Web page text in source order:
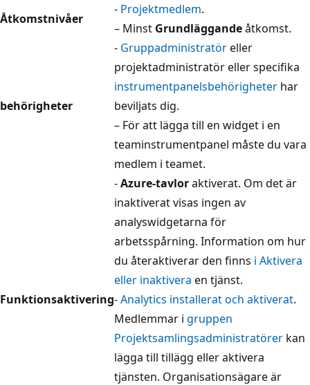
Åtkomstnivåer
- Projektmedlem.
– Minst Grundläggandeåtkomst.
behörigheter
- Gruppadministratöreller
projektadministratör eller specifika
instrumentpanelsbehörigheter har
beviljats dig.
– För att lägga till en widget i en
teaminstrumentpanel måste du vara
medlem i teamet.
Funktionsaktivering
-Azure-tavloraktiverat. Om det är
inaktiverat visas ingen av
analyswidgetarna för
arbetsspårning. Information om hur
du återaktiverar den finns i Aktivera
eller inaktivera en tjänst.
-Analytics installerat och aktiverat.
Medlemmar i gruppen
Projektsamlingsadministratörer kan
lägga till tillägg eller aktivera
tjänsten. Organisationsägare är